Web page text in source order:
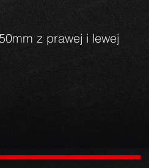
z prawej i lewej